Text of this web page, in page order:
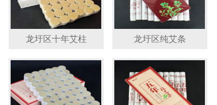
龙圩区十年艾柱 龙圩区纯艾条